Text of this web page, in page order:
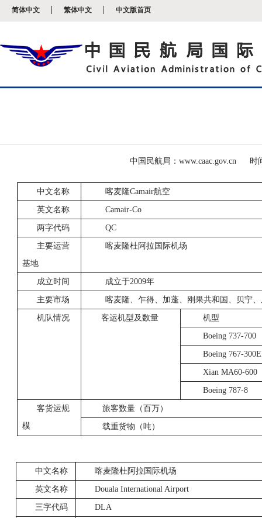
简体中文 繁体中文 中文版首页
中国民航局：www.caac.gov.cn 时
中文名称 喀麦隆Camair航空
英文名称 Camair-Co
两字代码 QC
主要运营
基地
喀麦隆杜阿拉国际机场
成立时间 成立于2009年
主要市场 喀麦隆、乍得、加蓬、刚果共和国、贝宁
机队情况 客运机型及数量 机型
Boeing 737-700
Boeing 767-
Xian MA60-600
Boeing 787-8
客货运规
模
旅客数量（百万）
载重货物（吨）
中文名称 喀麦隆杜阿拉国际机场
英文名称 Douala International Airport
三字代码 DLA
开
说